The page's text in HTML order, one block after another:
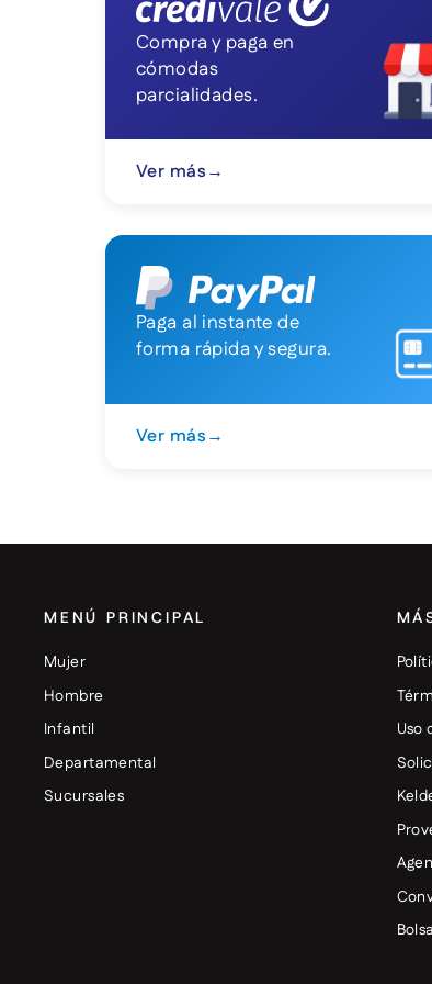
Compra y paga en
cómodas
parcialidades.
Ver más→
Paga al instante de
forma rápida y segura.
Ver más→
MENÚ PRINCIPAL
Mujer
Hombre
Infantil
Departamental
Sucursales
Uso